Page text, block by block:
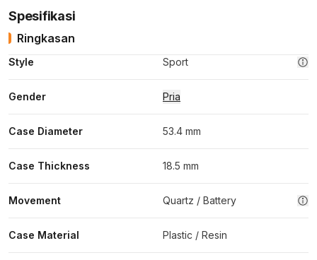
Spesifikasi
Ringkasan
Style Sport
Gender Pria
Case Diameter 53.4 mm
Case Thickness 18.5 mm
Movement Quartz / Battery
Case Material Plastic / Resin